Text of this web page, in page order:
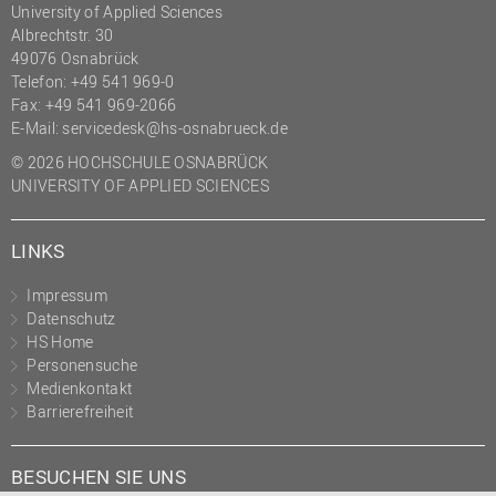
(PMO)
Prozessmanagement
Recht
Science to Business GmbH
Studierendensekretariat
Transfer- und
Innovationsmanagement
University of Applied Sciences
Albrechtstr. 30
49076 Osnabrück
Telefon: +49 541 969-0
Fax: +49 541 969-2066
E-Mail: servicedesk@hs-osnabrueck.de
© 2026 HOCHSCHULE OSNABRÜCK
UNIVERSITY OF APPLIED SCIENCES
LINKS
Impressum
Datenschutz
HS Home
Personensuche
Medienkontakt
Barrierefreiheit
BESUCHEN SIE UNS